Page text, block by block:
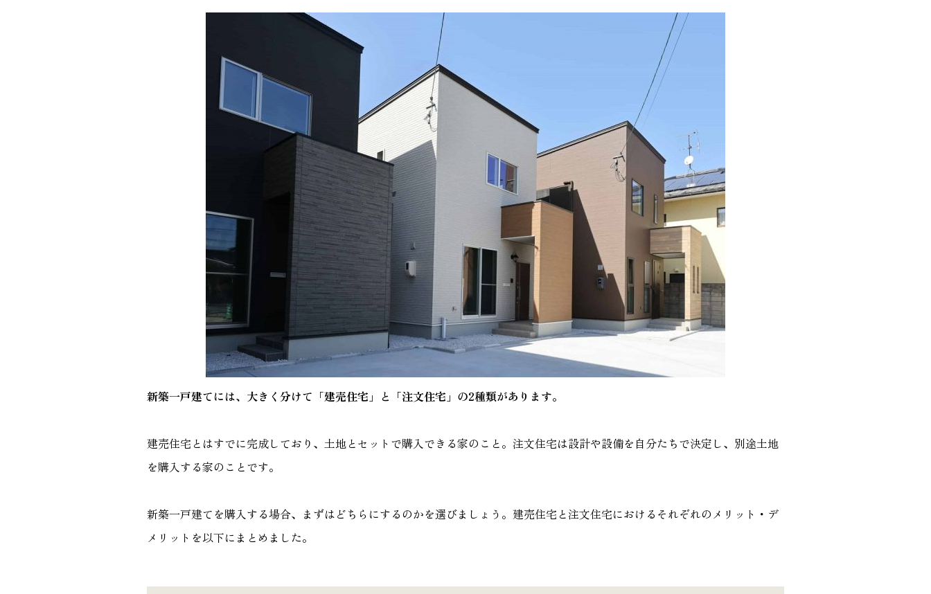
新築一戸建てには、大きく分けて「建売住宅」と「注文住宅」の2種類があります。
建売住宅とはすでに完成しており、土地とセットで購入できる家のこと。注文住宅は設計や設備を自分たちで決定し、別途土地
を購入する家のことです。
新築一戸建てを購入する場合、まずはどちらにするのかを選びましょう。建売住宅と注文住宅におけるそれぞれのメリット・デ
メリットを以下にまとめました。